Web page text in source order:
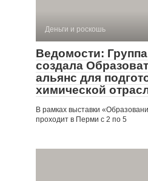
Деньги и роскошь
Ведомости:
создала
альянс для
химической
В рамках выставки
проходит в Перми с 2 по 5